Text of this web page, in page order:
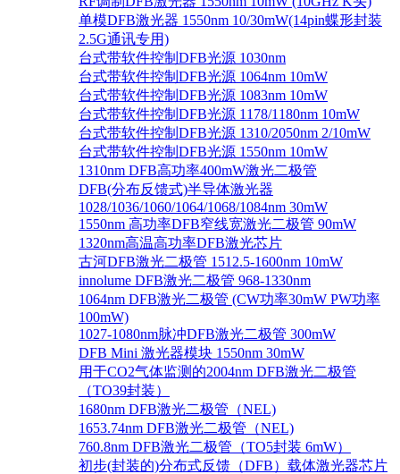
单模DFB激光器 1550nm 10/30mW(14pin蝶形封装
2.5G通讯专用)
台式带软件控制DFB光源 1030nm
台式带软件控制DFB光源 1064nm 10mW
台式带软件控制DFB光源 1083nm 10mW
台式带软件控制DFB光源 1178/1180nm 10mW
台式带软件控制DFB光源 1310/2050nm 2/10mW
台式带软件控制DFB光源 1550nm 10mW
1310nm DFB高功率400mW激光二极管
DFB(分布反馈式)半导体激光器
1028/1036/1060/1064/1068/1084nm 30mW
1550nm 高功率DFB窄线宽激光二极管 90mW
1320nm高温高功率DFB激光芯片
古河DFB激光二极管 1512.5-1600nm 10mW
innolume DFB激光二极管 968-1330nm
1064nm DFB激光二极管 (CW功率30mW PW功率
100mW)
1027-1080nm脉冲DFB激光二极管 300mW
DFB Mini 激光器模块 1550nm 30mW
用于CO2气体监测的2004nm DFB激光二极管
（TO39封装）
1680nm DFB激光二极管（NEL)
1653.74nm DFB激光二极管（NEL)
760.8nm DFB激光二极管（TO5封装 6mW）
初步(封装的)分布式反馈（DFB）载体激光器芯片